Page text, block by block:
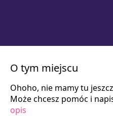
O tym miejscu
Ohoho, nie mamy tu
Może chcesz pomóc i
opis